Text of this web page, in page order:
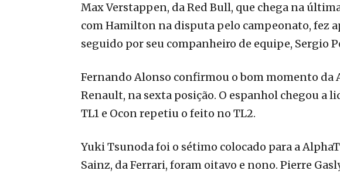
Max Verstappen, da Red Bull, que chega na
com Hamilton na disputa pelo campeonato, fez
seguido por seu companheiro de equipe, Sergio
Fernando Alonso confirmou o bom momento da
Renault, na sexta posição. O espanhol chegou a
TL1 e Ocon repetiu o feito no TL2.
Yuki Tsunoda foi o sétimo colocado para a
Sainz, da Ferrari, foram oitavo e nono. Pierre